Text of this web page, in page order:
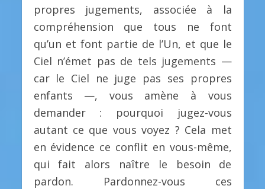
propres jugements, associée à la
compréhension que tous ne font
qu’un et font partie de l’Un, et que le
Ciel n’émet pas de tels jugements —
car le Ciel ne juge pas ses propres
enfants —, vous amène à vous
demander : pourquoi jugez-vous
autant ce que vous voyez ? Cela met
en évidence ce conflit en vous-même,
qui fait alors naître le besoin de
pardon. Pardonnez-vous ces